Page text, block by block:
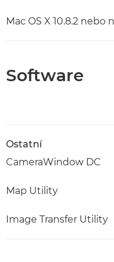
Mac OS X 10.8.2 nebo
Software
Ostatní
CameraWindow DC
Map Utility
Image Transfer Utility